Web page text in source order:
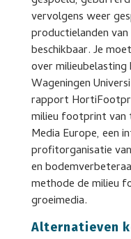
vervolgens weer
productielanden
beschikbaar. Je
over milieubelasting
Wageningen
rapport
milieu footprint van
Media Europe, een
profitorganisatie
en
methode de milieu
groeimedia.
Alternatieven